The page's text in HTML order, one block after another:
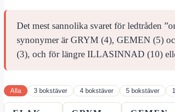
Det mest sannolika svaret för ledtråden
synonymer är GRYM (4), GEMEN (5)
(3), och för längre ILLASINNAD (10)
Alla 3 bokstäver 4 bokstäver 5 bokstäver